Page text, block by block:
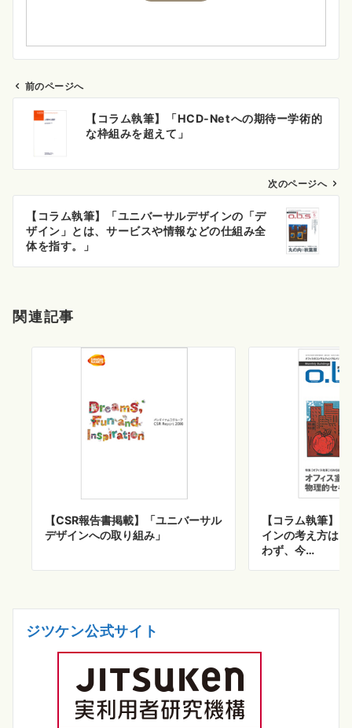
ビ
ン
前のページへ
【コラム執筆】「HCD-Netへの期待ー学術的
な枠組みを超えて」
次のページへ
【コラム執筆】「ユニバーサルデザインの「デ
ザイン」とは、サービスや情報などの仕組み全
体を指す。」
関連記事
【CSR報告書掲載】「ユニバーサル
デザインへの取り組み」
【コラム執筆】
インの考え方は
わず、今…
ジツケン公式サイト